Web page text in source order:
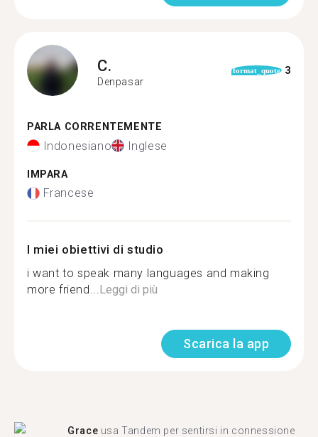
C.
Denpasar
format_quote 3
PARLA CORRENTEMENTE
Indonesiano Inglese
IMPARA
Francese
I miei obiettivi di studio
i want to speak many languages and making
more friend...Leggi di più
Scarica la app
Grace usa Tandem per sentirsi in connessione